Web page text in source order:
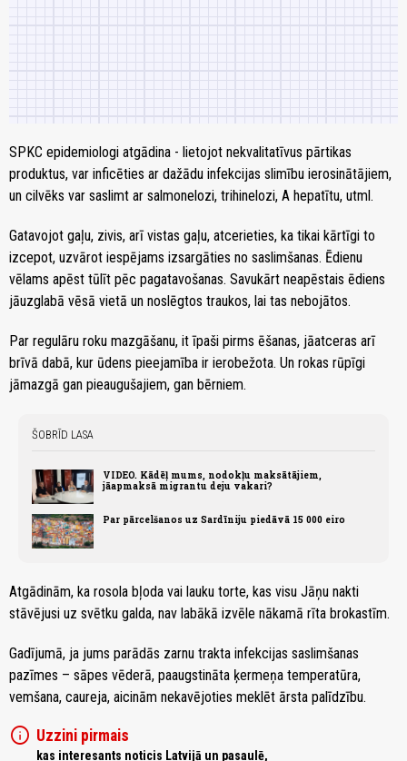
SPKC epidemiologi atgādina - lietojot nekvalitatīvus pārtikas
produktus, var inficēties ar dažādu infekcijas slimību ierosinātājiem,
un cilvēks var saslimt ar salmonelozi, trihinelozi, A hepatītu, utml.
Gatavojot gaļu, zivis, arī vistas gaļu, atcerieties, ka tikai kārtīgi to
izcepot, uzvārot iespējams izsargāties no saslimšanas. Ēdienu
vēlams apēst tūlīt pēc pagatavošanas. Savukārt neapēstais ēdiens
jāuzglabā vēsā vietā un noslēgtos traukos, lai tas nebojātos.
Par regulāru roku mazgāšanu, it īpaši pirms ēšanas, jāatceras arī
brīvā dabā, kur ūdens pieejamība ir ierobežota. Un rokas rūpīgi
jāmazgā gan pieaugušajiem, gan bērniem.
ŠOBRĪD LASA
VIDEO. Kādēļ mums, nodokļu maksātājiem,
jāapmaksā migrantu deju vakari?
Par pārcelšanos uz Sardīniju piedāvā 15 000 eiro
Atgādinām, ka rosola bļoda vai lauku torte, kas visu Jāņu nakti
stāvējusi uz svētku galda, nav labākā izvēle nākamā rīta brokastīm.
Gadījumā, ja jums parādās zarnu trakta infekcijas saslimšanas
pazīmes – sāpes vēderā, paaugstināta ķermeņa temperatūra,
vemšana, caureja, aicinām nekavējoties meklēt ārsta palīdzību.
info Uzzini pirmais
kas interesants noticis Latvijā un pasaulē,